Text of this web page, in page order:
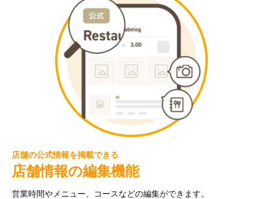
店舗の公式情報を掲載できる
店舗情報の編集機能
営業時間やメニュー、コースなどの編集ができます。